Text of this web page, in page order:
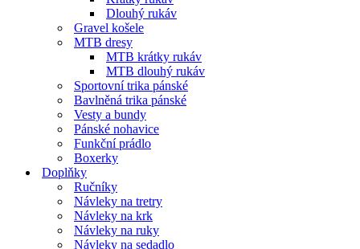
Dlouhý rukáv
Gravel košele
MTB dresy
MTB krátky rukáv
MTB dlouhý rukáv
Sportovní trika pánské
Bavlněná trika pánské
Vesty a bundy
Pánské nohavice
Funkční prádlo
Boxerky
Doplňky
Ručníky
Návleky na tretry
Návleky na krk
Návleky na ruky
Návleky na sedadlo